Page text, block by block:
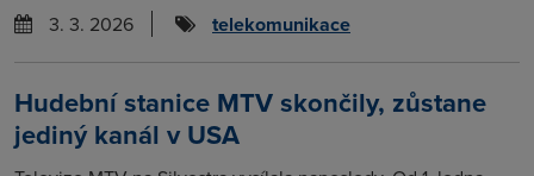
3. 3. 2026
telekomunikace
Hudební stanice MTV skončily, zůstane
jediný kanál v USA